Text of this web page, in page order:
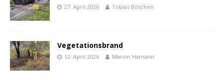
27. April 2026 Tobias Böschen
Vegetationsbrand
12. April 2026 Marvin Hamann